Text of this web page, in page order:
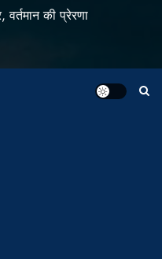
वर्तमान की प्रेरणा